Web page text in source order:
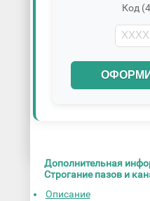
Код
Дополнительная
Строгание пазов и
Описание